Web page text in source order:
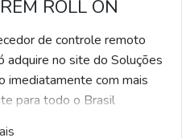
ROLL ON
de controle remoto
adquire no site do Soluções
imediatamente com mais
para todo o Brasil
o Soluções Industriais